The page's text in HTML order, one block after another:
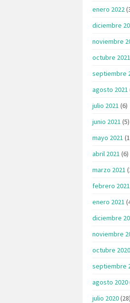
enero 2022
diciembre
noviembre
octubre 2021
septiembre
agosto 2021
julio 2021 (6)
junio 2021 (5)
mayo 2021
abril 2021 (6)
marzo 2021
febrero 2021
enero 2021
diciembre
noviembre
octubre 2020
septiembre
agosto 2020
julio 2020(28)